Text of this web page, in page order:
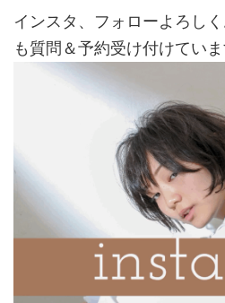
インスタ、フォローよろし
も質問＆予約受け付けていま